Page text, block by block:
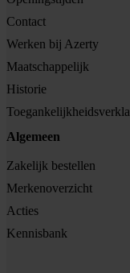
Contact
Werken bij Azerty
Maatschappelijk
Historie
Algemeen
Zakelijk bestellen
Merkenoverzicht
Acties
Kennisbank